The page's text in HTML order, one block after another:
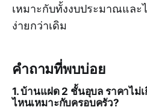
เหมาะกับทั้งงบประมาณและ
ง่ายกว่าเดิม
คำถามที่พบบ่อย
1. บ้านแฝด 2 ชั้นอุบล ราคาไม่
ไหนเหมาะกับครอบครัว?